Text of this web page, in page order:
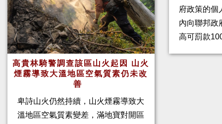
高貴林騎警調查該區山火起因 山火
煙霧導致大溫地區空氣質素仍未改
善
卑詩山火仍然持續，山火煙霧導致大
溫地區空氣質素變差，滿地寶對開區
府政策的個
內向聯邦政
高可罰款